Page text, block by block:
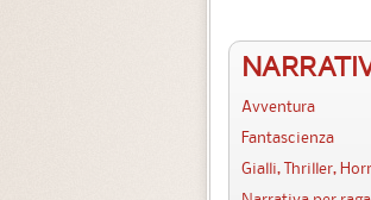
Avventura
Fantascienza
Gialli, Thriller,